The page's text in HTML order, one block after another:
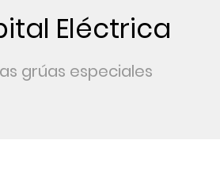
Eléctrica
grúas especiales